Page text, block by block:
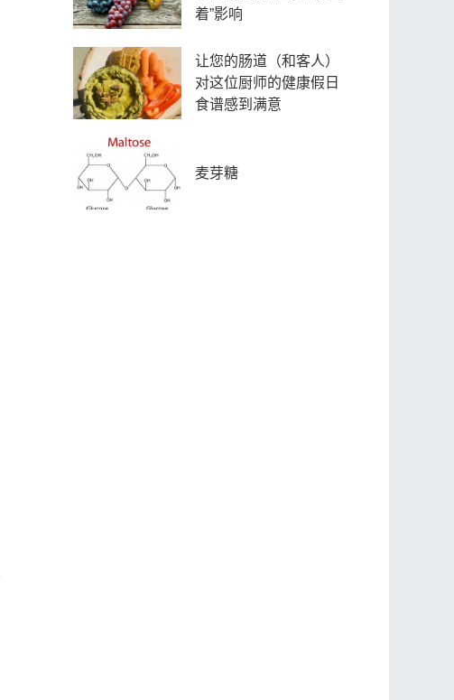
着”影响
让您的肠道（和客人）
对这位厨师的健康假日
食谱感到满意
麦芽糖